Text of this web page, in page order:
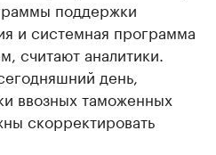
поддержки
и системная программа
считают аналитики.
день,
ввозных таможенных
скорректировать